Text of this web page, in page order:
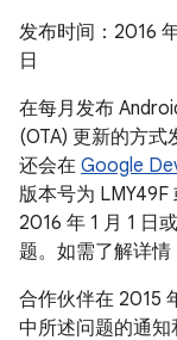
发布时间：2016
日
在每月发布
(OTA) 更新的方式
还会在 Google
版本号为
2016 年 1 月 1 日
题。如需了解详情
合作伙伴在 2015
中所述问题的通